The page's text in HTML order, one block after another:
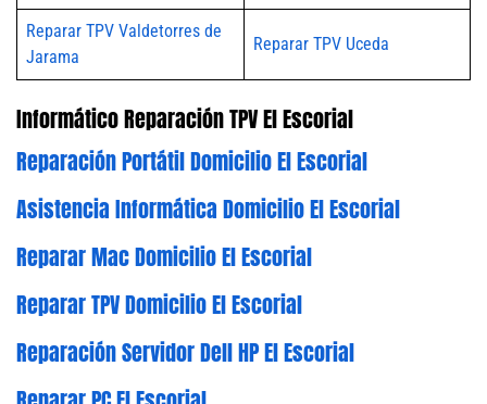
Reparar TPV Valdetorres de
Jarama
Reparar TPV Uceda
Informático Reparación TPV El Escorial
Reparación Portátil Domicilio El Escorial
Asistencia Informática Domicilio El Escorial
Reparar Mac Domicilio El Escorial
Reparar TPV Domicilio El Escorial
Reparación Servidor Dell HP El Escorial